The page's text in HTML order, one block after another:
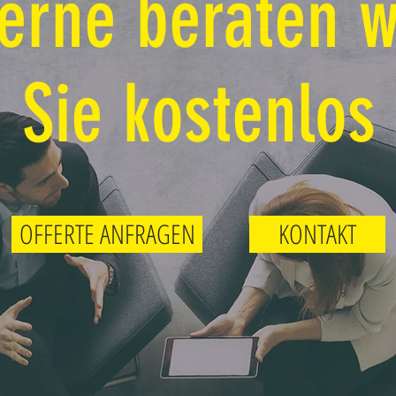
beraten
Sie kostenlos
OFFERTE ANFRAGEN KONTAKT